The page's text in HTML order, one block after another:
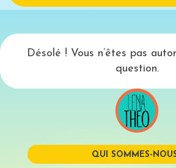
Désolé ! Vous n’êtes pas
question.
QUI SOMMES-